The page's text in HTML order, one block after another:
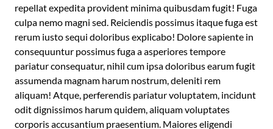
repellat expedita provident minima quibusdam fugit! Fuga
culpa nemo magni sed. Reiciendis possimus itaque fuga est
rerum iusto sequi doloribus explicabo! Dolore sapiente in
consequuntur possimus fuga a asperiores tempore
pariatur consequatur, nihil cum ipsa doloribus earum fugit
assumenda magnam harum nostrum, deleniti rem
aliquam! Atque, perferendis pariatur voluptatem, incidunt
odit dignissimos harum quidem, aliquam voluptates
corporis accusantium praesentium. Maiores eligendi